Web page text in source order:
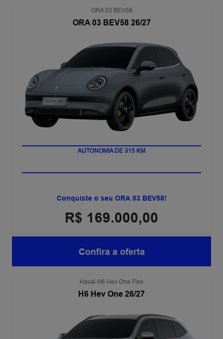
ORA 03 BEV58
ORA 03 BEV58 26/27
AUTONOMIA DE 315 KM
Conquiste o seu ORA 03 BEV58!
R$ 169.000,00
Confira a oferta
Haval H6 Hev One Flex
H6 Hev One 26/27